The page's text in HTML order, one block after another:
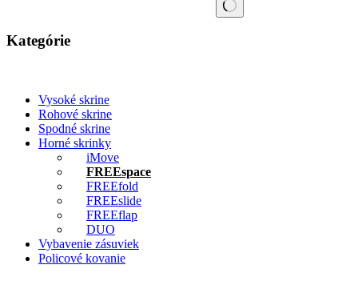
Kategórie
Vysoké skrine
Rohové skrine
Spodné skrine
Horné skrinky
iMove
FREEspace
FREEfold
FREEslide
FREEflap
DUO
Vybavenie zásuviek
Policové kovanie